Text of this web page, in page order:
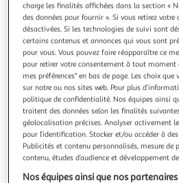
BEST MOBILIER
Topaze - canapé d'angle
places en tissu
Caractéristiques techniques
ansType de canapé : Canapé
: MéridiennePosition de l'angle :
En savoir +
charge les finalités affichées dans la section «
des données pour fournir ». Si vous retirez
désactivées. Si les technologies de suivi sont
certains contenus et annonces qui vous sont
pour vous. Vous pouvez faire réapparaître ce
pour retirer votre consentement à tout moment
mes préférences" en bas de page. Les choix
sur notre ou nos sites web. Pour plus
politique de confidentialité. Nos équipes ainsi
traitent des données selon les finalités
géolocalisation précises. Analyser activement
pour l’identification. Stocker et/ou accéder à
Publicités et contenu personnalisés, mesure
contenu, études d’audience et développement
Nos équipes ainsi que nos